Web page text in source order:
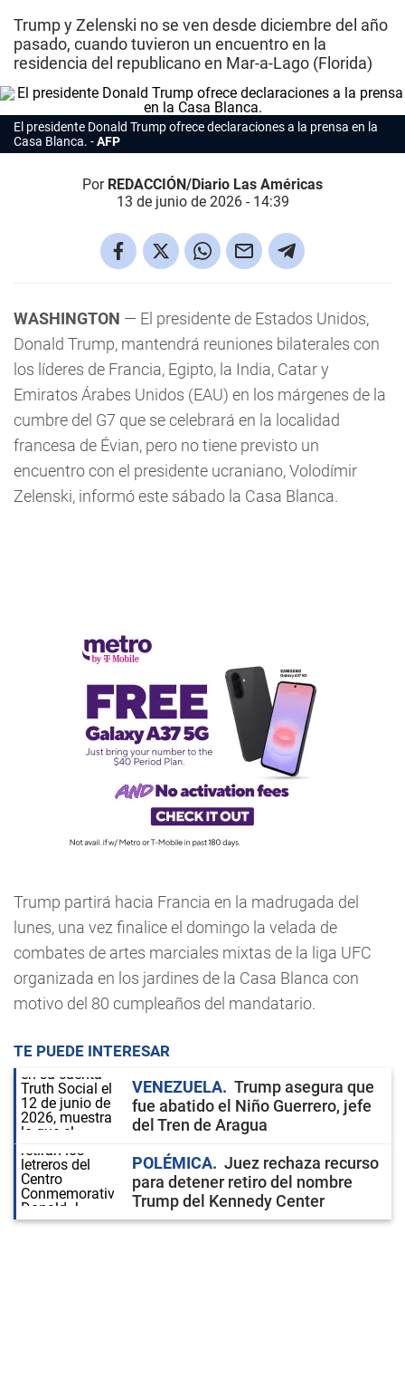
Trump y Zelenski no se ven desde diciembre del año
pasado, cuando tuvieron un encuentro en la
residencia del republicano en Mar-a-Lago (Florida)
El presidente Donald Trump ofrece declaraciones a la prensa en la
Casa Blanca.
AFP
Por REDACCIÓN/Diario Las Américas
13 de junio de 2026 - 14:39
WASHINGTON — El presidente de Estados Unidos,
Donald Trump, mantendrá reuniones bilaterales con
los líderes de Francia, Egipto, la India, Catar y
Emiratos Árabes Unidos (EAU) en los márgenes de la
cumbre del G7 que se celebrará en la localidad
francesa de Évian, pero no tiene previsto un
encuentro con el presidente ucraniano, Volodímir
Zelenski, informó este sábado la Casa Blanca.
Trump partirá hacia Francia en la madrugada del
lunes, una vez finalice el domingo la velada de
combates de artes marciales mixtas de la liga UFC
organizada en los jardines de la Casa Blanca con
motivo del 80 cumpleaños del mandatario.
TE PUEDE INTERESAR
VENEZUELA
Trump asegura que
fue abatido el Niño Guerrero, jefe
del Tren de Aragua
POLÉMICA
Juez rechaza recurso
para detener retiro del nombre
Trump del Kennedy Center